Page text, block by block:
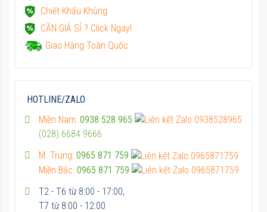
Chiết Khấu Khủng
CẦN GIÁ SỈ ? Click Ngay!
Giao Hàng Toàn Quốc
HOTLINE/ZALO
Miền Nam: 0938 528 965
(028) 6684 9666
M. Trung: 0965 871 759
Miền Bắc: 0965 871 759
T2 - T6 từ 8:00 - 17:00,
T7 từ 8:00 - 12:00